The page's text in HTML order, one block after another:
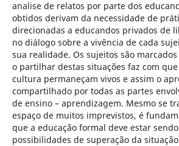
analise de relatos por parte dos
obtidos derivam da necessidade de
direcionadas a educandos privados de
no diálogo sobre a vivência de cada
sua realidade. Os sujeitos são
o partilhar destas situações faz com
cultura permaneçam vivos e assim o
compartilhado por todas as partes
de ensino – aprendizagem. Mesmo se
espaço de muitos imprevistos, é
que a educação formal deve estar
possibilidades de superação da